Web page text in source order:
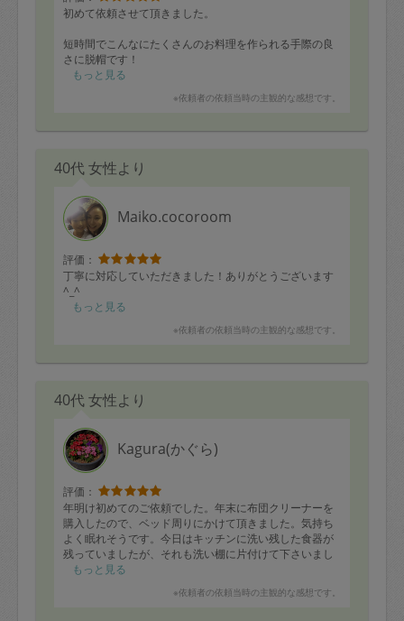
初めて依頼させて頂きました。
短時間でこんなにたくさんのお料理を作られる手際の良
さに脱帽です！
お料理の種類もお願いした和食や中華の中でもバラエテ
普段は少し偏食ぎみな子供もパクパク食べていました。
子供に魚介類を食べさせたい・○○は避けて欲しいなどの
も組み合わせを変えて使い回ししやすいメニューを用意
して下さり有り難かったです。
またぜひよろしくお願いいたします。
もっと見る
※依頼者の依頼当時の主観的な感想です。
40代 女性より
Maiko.cocoroom
評価：
丁寧に対応していただきました！ありがとうございます
^_^
もっと見る
※依頼者の依頼当時の主観的な感想です。
40代 女性より
Kagura(かぐら)
評価：
年明け初めてのご依頼でした。年末に布団クリーナーを
購入したので、ベッド周りにかけて頂きました。気持ち
よく眠れそうです。今日はキッチンに洗い残した食器が
残っていましたが、それも洗い棚に片付けて下さいまし
た。感動です。いつもありがとうございます。またよろ
もっと見る
※依頼者の依頼当時の主観的な感想です。